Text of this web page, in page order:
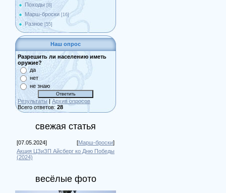
Походы [8]
Марш-броски [16]
Разное [55]
Наш опрос
Разрешить ли населению иметь
оружие?
да
нет
не знаю
Результаты | Архив опросов
Всего ответов: 28
свежая статья
[07.05.2024] [Марш-броски]
Акция ЦЗиЗП Айсберг ко Дню Победы
(2024)
весёлые фото